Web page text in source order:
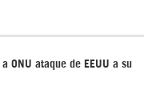
ONU ataque de EEUU a su